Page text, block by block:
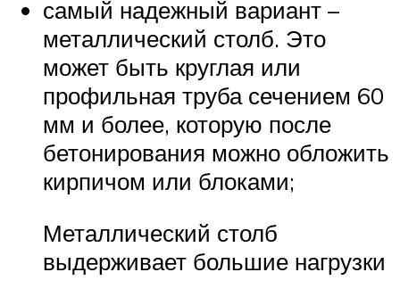
самый надежный вариант –
металлический столб. Это
может быть круглая или
профильная труба сечением 60
мм и более, которую после
бетонирования можно обложить
кирпичом или блоками;
Металлический столб
выдерживает большие нагрузки